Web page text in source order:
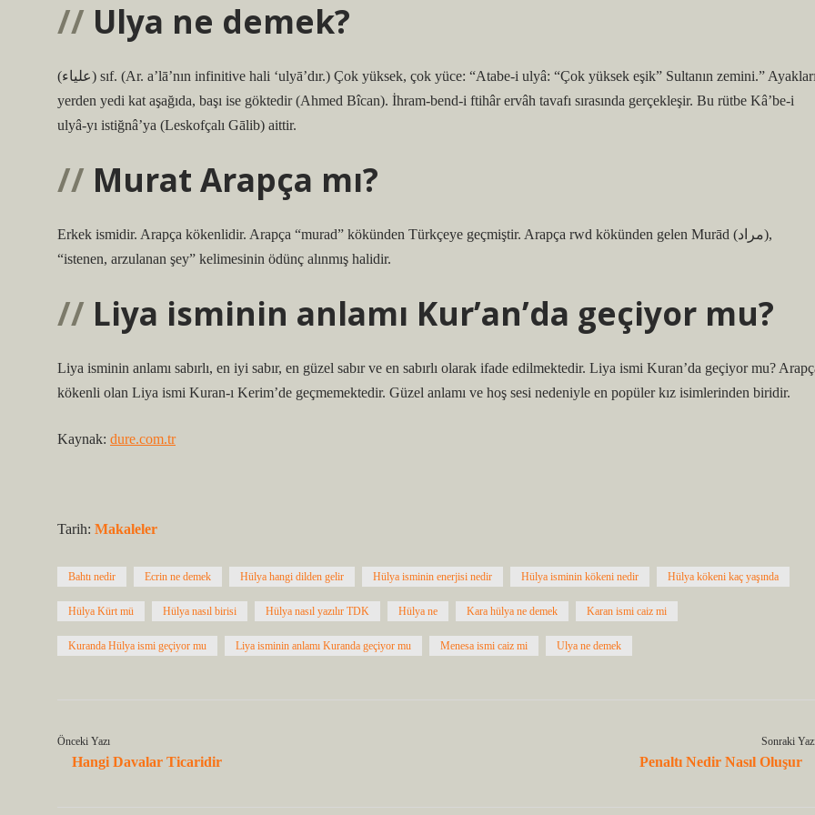
Ulya ne demek?
(ﻋﻠﻴﺎﺀ) sıf. (Ar. a’lā’nın infinitive hali ‘ulyā’dır.) Çok yüksek, çok yüce: “Atabe-i ulyâ: “Çok yüksek eşik” Sultanın zemini.” Ayakları
yerden yedi kat aşağıda, başı ise göktedir (Ahmed Bîcan). İhram-bend-i ftihâr ervâh tavafı sırasında gerçekleşir. Bu rütbe Kâ’be-i
ulyâ-yı istiğnâ’ya (Leskofçalı Gālib) aittir.
Murat Arapça mı?
Erkek ismidir. Arapça kökenlidir. Arapça “murad” kökünden Türkçeye geçmiştir. Arapça rwd kökünden gelen Murād (مراد),
“istenen, arzulanan şey” kelimesinin ödünç alınmış halidir.
Liya isminin anlamı Kur’an’da geçiyor mu?
Liya isminin anlamı sabırlı, en iyi sabır, en güzel sabır ve en sabırlı olarak ifade edilmektedir. Liya ismi Kuran’da geçiyor mu?
kökenli olan Liya ismi Kuran-ı Kerim’de geçmemektedir. Güzel anlamı ve hoş sesi nedeniyle en popüler kız isimlerinden biridir.
Kaynak: dure.com.tr
Tarih: Makaleler
Bahtı nedir Ecrin ne demek Hülya hangi dilden gelir Hülya isminin enerjisi nedir Hülya isminin kökeni nedir Hülya kökeni kaç yaşında
Hülya Kürt mü Hülya nasıl birisi Hülya nasıl yazılır TDK Hülya ne Kara hülya ne demek Karan ismi caiz mi
Kuranda Hülya ismi geçiyor mu Liya isminin anlamı Kuranda geçiyor mu Menesa ismi caiz mi Ulya ne demek
Önceki Yazı
Hangi Davalar Ticaridir
Sonraki
Penaltı Nedir Nasıl Oluşur